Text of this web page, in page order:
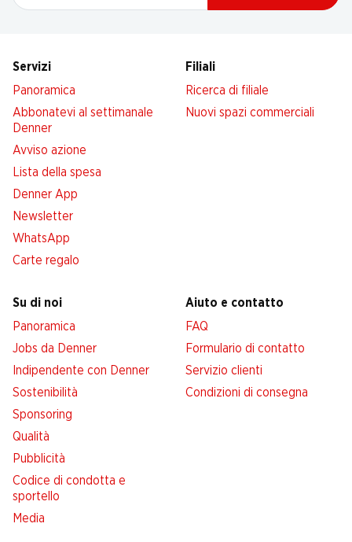
Servizi
Panoramica
Abbonatevi al settimanale
Denner
Avviso azione
Lista della spesa
Denner App
Newsletter
WhatsApp
Carte regalo
Filiali
Ricerca di filiale
Nuovi spazi commerciali
Su di noi
Panoramica
Jobs da Denner
Indipendente con Denner
Sostenibilità
Sponsoring
Qualità
Pubblicità
Codice di condotta e
sportello
Media
Aiuto e contatto
FAQ
Formulario di contatto
Servizio clienti
Condizioni di consegna